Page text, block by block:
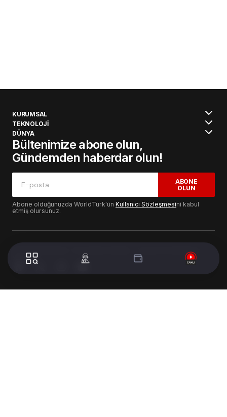
KURUMSAL
TEKNOLOJİ
DÜNYA
Bültenimize abone olun,
Gündemden haberdar olun!
ABONE
OLUN
Abone olduğunuzda WorldTürk'ün Kullanıcı Sözleşmesini kabul
etmiş olursunuz.
© 2024 WorldTurk. Tüm Hakları Saklıdır. - Tasarım & Geliştirme :
Volion's